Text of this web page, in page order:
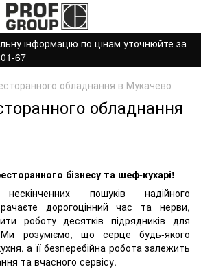
інформацію по цінам уточнюйте за
67
обладнання в Мукачево
обладнання
бізнесу та шеф-кухарі!
пошуків надійного
дорогоцінний час та нерви,
роботу десятків підрядників для
Ми розуміємо, що серце будь-якого
а її безперебійна робота залежить
та вчасного сервісу.